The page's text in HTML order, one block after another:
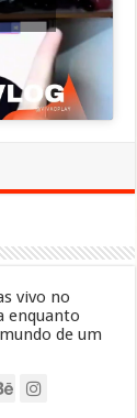
vivo no
enquanto
de um